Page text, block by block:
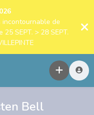
incontournable de
SEPT. > 28 SEPT.
Bell